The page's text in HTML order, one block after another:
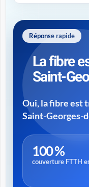
Réponse rapide
La fibre
Saint-
Oui, la fibre est
Saint-Georges-
100 %
couverture FTTH